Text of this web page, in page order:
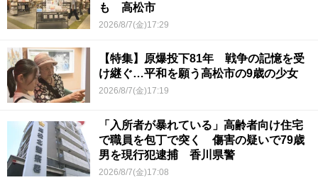
も 高松市
2026/8/7(金)17:29
【特集】原爆投下81年 戦争の記憶を受
け継ぐ…平和を願う高松市の9歳の少女
2026/8/7(金)17:19
「入所者が暴れている」高齢者向け住宅
で職員を包丁で突く 傷害の疑いで79歳
男を現行犯逮捕 香川県警
2026/8/7(金)17:08